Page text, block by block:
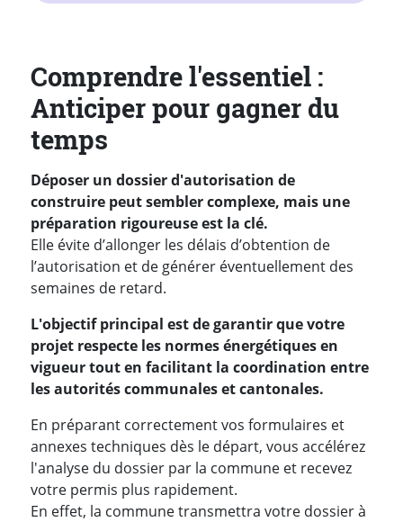
Comprendre l'essentiel :
Anticiper pour gagner du
temps
Déposer un dossier d'autorisation de
construire peut sembler complexe, mais une
préparation rigoureuse est la clé.
Elle évite d’allonger les délais d’obtention de
l’autorisation et de générer éventuellement des
semaines de retard.
L'objectif principal est de garantir que votre
projet respecte les normes énergétiques en
vigueur tout en facilitant la coordination entre
les autorités communales et cantonales.
En préparant correctement vos formulaires et
annexes techniques dès le départ, vous accélérez
l'analyse du dossier par la commune et recevez
votre permis plus rapidement.
En effet, la commune transmettra votre dossier à